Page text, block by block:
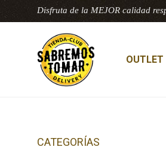
Disfruta de la MEJOR calidad
OUTLET
CATEGORÍAS